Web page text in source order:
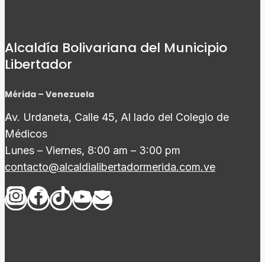
Alcaldía Bolivariana del Municipio
Libertador
Mérida – Venezuela
Av. Urdaneta, Calle 45, Al lado del Colegio de
Médicos
Lunes – Viernes, 8:00 am – 3:00 pm
contacto@alcaldialibertadormerida.com.ve